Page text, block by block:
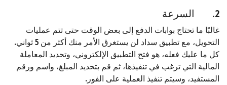
2. السرعة
غالبًا ما تحتاج بوابات الدفع إلى بعض الوقت حتى تتم عمليات
التحويل، مع تطبيق سداد لن يستغرق الأمر منك أكثر من 5 ثواني.
كل ما عليك فعله، هو فتح التطبيق الإلكتروني، وتحديد المعاملة
المالية التي ترغب في تنفيذها، ثم قم بتحديد المبلغ، واسم ورقم
المستفيد، وسيتم تنفيذ العملية على الفور.